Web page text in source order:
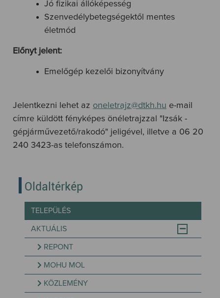
Jó fizikai állóképesség
Szenvedélybetegségektől mentes
életmód
Előnyt jelent:
Emelőgép kezelői bizonyítvány
Jelentkezni lehet az oneletrajz@dtkh.hu e-mail
címre küldött fényképes önéletrajzzal "Izsák -
gépjárművezető/rakodó" jeligével, illetve a 06 20
240 3423-as telefonszámon.
Oldaltérkép
TELEPÜLÉS
AKTUÁLIS
REPONT
MOHU MOL
KÖZLEMÉNY